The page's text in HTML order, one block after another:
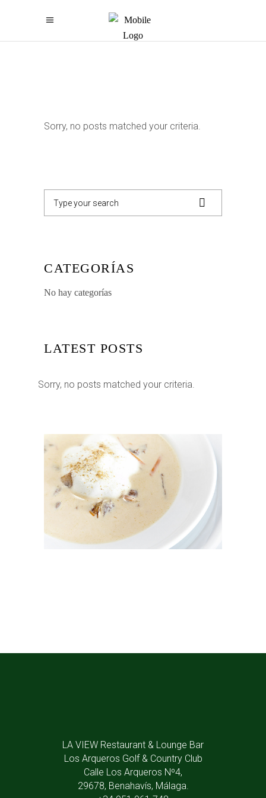
Sorry, no posts matched your criteria.
CATEGORÍAS
No hay categorías
LATEST POSTS
Sorry, no posts matched your criteria.
LA VIEW Restaurant & Lounge Bar
Los Arqueros Golf & Country Club
Calle Los Arqueros Nº4,
29678, Benahavís, Málaga.